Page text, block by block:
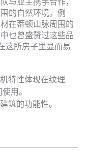
的自然环境。例
在蒂顿山脉周围的
也曾盛赞过这些品
这所房子里显而易
特性体现在纹理
用。
筑的功能性。